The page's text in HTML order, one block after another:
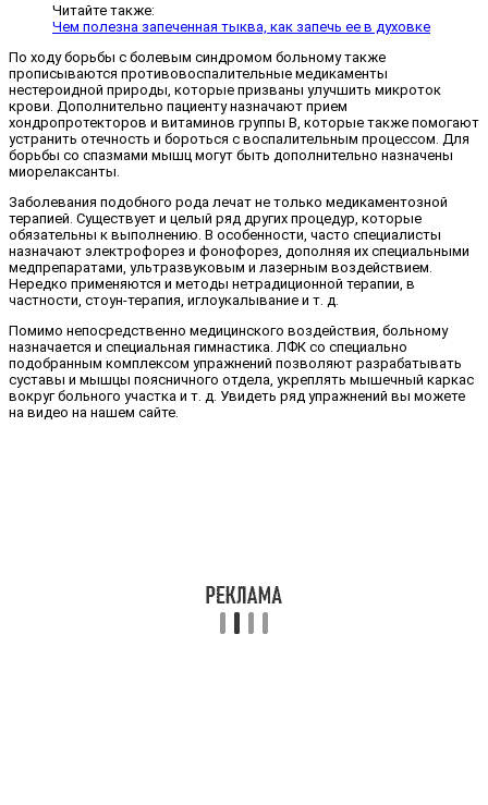
Читайте также:
Чем полезна запеченная тыква, как запечь ее в духовке
По ходу борьбы с болевым синдромом больному также
прописываются противовоспалительные медикаменты
нестероидной природы, которые призваны улучшить микроток
крови. Дополнительно пациенту назначают прием
хондропротекторов и витаминов группы B, которые также помогают
устранить отечность и бороться с воспалительным процессом. Для
борьбы со спазмами мышц могут быть дополнительно назначены
миорелаксанты.
Заболевания подобного рода лечат не только медикаментозной
терапией. Существует и целый ряд других процедур, которые
обязательны к выполнению. В особенности, часто специалисты
назначают электрофорез и фонофорез, дополняя их специальными
медпрепаратами, ультразвуковым и лазерным воздействием.
Нередко применяются и методы нетрадиционной терапии, в
частности, стоун-терапия, иглоукалывание и т. д.
Помимо непосредственно медицинского воздействия, больному
назначается и специальная гимнастика. ЛФК со специально
подобранным комплексом упражнений позволяют разрабатывать
суставы и мышцы поясничного отдела, укреплять мышечный каркас
вокруг больного участка и т. д. Увидеть ряд упражнений вы можете
на видео на нашем сайте.